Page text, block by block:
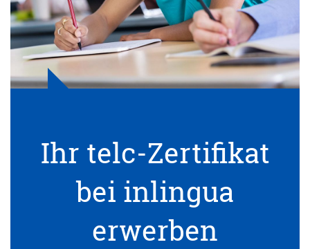
Ihr telc-Zertifikat
bei inlingua
erwerben